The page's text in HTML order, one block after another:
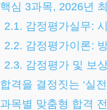
핵심 3과목, 2026년
2.1. 감정평가실무:
2.2. 감정평가이론:
2.3. 감정평가 및 보
합격을 결정짓는 ‘실
과목별 맞춤형 합격